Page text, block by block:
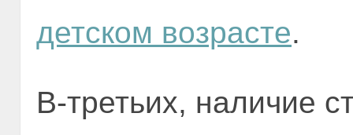
детском возрасте.
В-третьих, наличие